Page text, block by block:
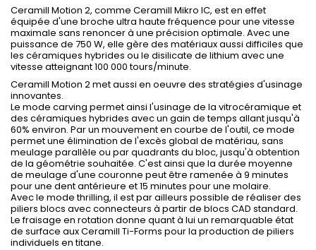
Ceramill Motion 2, comme Ceramill Mikro IC, est en effet
équipée d'une broche ultra haute fréquence pour une vitesse
maximale sans renoncer à une précision optimale. Avec une
puissance de 750 W, elle gère des matériaux aussi difficiles que
les céramiques hybrides ou le disilicate de lithium avec une
vitesse atteignant 100 000 tours/minute.
Ceramill Motion 2 met aussi en oeuvre des stratégies d'usinage
innovantes.
Le mode carving permet ainsi l'usinage de la vitrocéramique et
des céramiques hybrides avec un gain de temps allant jusqu'à
60% environ. Par un mouvement en courbe de l'outil, ce mode
permet une élimination de l'excès global de matériau, sans
meulage parallèle ou par quadrants du bloc, jusqu'à obtention
de la géométrie souhaitée. C'est ainsi que la durée moyenne
de meulage d'une couronne peut être ramenée à 9 minutes
pour une dent antérieure et 15 minutes pour une molaire.
Avec le mode thrilling, il est par ailleurs possible de réaliser des
piliers blocs avec connecteurs à partir de blocs CAD standard.
Le fraisage en rotation donne quant à lui un remarquable état
de surface aux Ceramill Ti-Forms pour la production de piliers
individuels en titane.